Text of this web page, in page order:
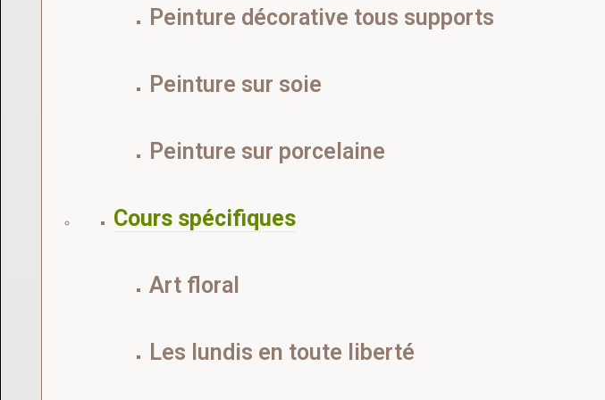
Peinture décorative tous supports
Peinture sur soie
Peinture sur porcelaine
Cours spécifiques
Art floral
Les lundis en toute liberté